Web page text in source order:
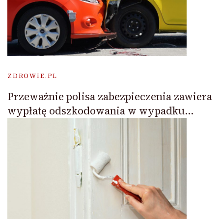
ZDROWIE.PL
Przeważnie polisa zabezpieczenia zawiera
wypłatę odszkodowania w wypadku…